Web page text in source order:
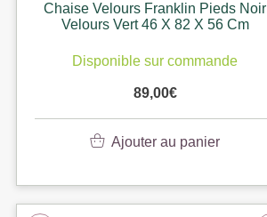
Chaise Velours Franklin Pieds Noir
Velours Vert 46 X 82 X 56 Cm
Disponible sur commande
89,00€
Ajouter au panier